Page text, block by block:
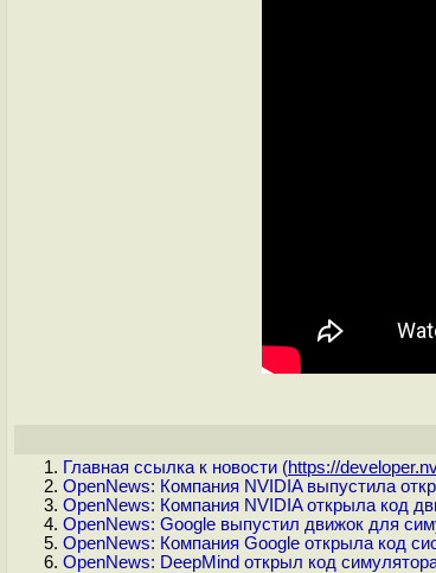
Главная ссылка к новости (https://
OpenNews: Компания NVIDIA выпустила
OpenNews: Компания NVIDIA открыла код
OpenNews: Google выпустил движок для
OpenNews: Компания Google открыла код
OpenNews: DeepMind открыл код